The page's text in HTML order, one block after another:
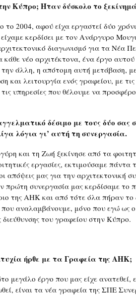
Κύπρο; Ήταν δύσκολο το
2004, αφού είχα εργαστεί δύο
κερδίσει με τον Ανάργυρο
διαγωνισμό για τα Νέα
νέο αρχιτέκτονα, ένα έργο αυτού
άλλη, η απότομη αυτή μετάβαση,
και λειτουργία ενός γραφείου, με
υπηρεσίες που θέλουμε να
δέσιμο με τους δύο σας
λόγια γι’ αυτή τη συνεργασία.
και τη Ζωή ξεκίνησε από τα
εργασίες, εκτιμούσαμε πάντα
απόψεις μας για την αρχιτεκτονική
πρώτη συνεργασία μας κερδίσαμε το
της ΑΗΚ και από τότε όλα πήραν
που αναλαμβάνουμε, μόνο που εγώ ως
διεύθυνσης του γραφείου στην Κύπρο.
ήρθε με τα Γραφεία της ΑΗΚ;
μεγάλο έργο που μας είχε
είναι τα νέα γραφεία της ΣΠΕ